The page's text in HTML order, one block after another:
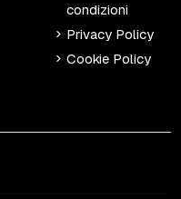
condizioni
Privacy Policy
Cookie Policy